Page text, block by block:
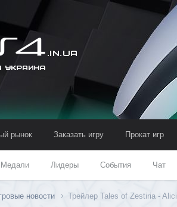
Лидеры События Чат
рынок Заказать игру Прокат игр
новости Трейлер Tales of Zestiria -